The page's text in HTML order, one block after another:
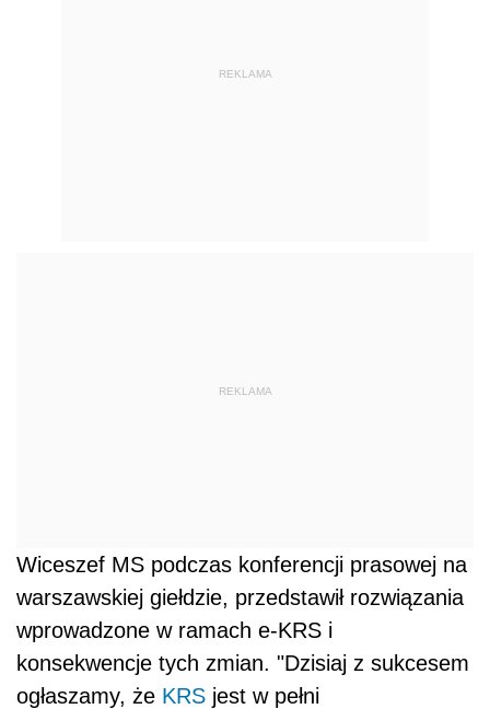
REKLAMA
REKLAMA
Wiceszef MS podczas konferencji prasowej na
warszawskiej giełdzie, przedstawił rozwiązania
wprowadzone w ramach e-KRS i
konsekwencje tych zmian. "Dzisiaj z sukcesem
ogłaszamy, że KRS jest w pełni